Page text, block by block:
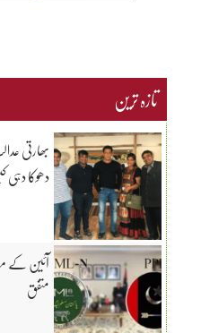
تازہ ترین
بھارتی
دھوکا
آئین کے
متفق